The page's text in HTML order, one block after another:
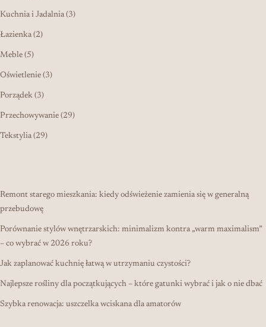
Kuchnia i Jadalnia 33 produkty
Łazienka 22 produkty
Meble 55 produktów
Oświetlenie 33 produkty
Porządek 33 produkty
Przechowywanie 2929 produktów
Tekstylia 2929 produktów
Remont starego mieszkania: kiedy odświeżenie zamienia się w generalną
przebudowę
Porównanie stylów wnętrzarskich: minimalizm kontra „warm maximalism”
– co wybrać w 2026 roku?
Jak zaplanować kuchnię łatwą w utrzymaniu czystości?
Najlepsze rośliny dla początkujących – które gatunki wybrać i jak o nie dbać
Szybka renowacja: uszczelka wciskana dla amatorów